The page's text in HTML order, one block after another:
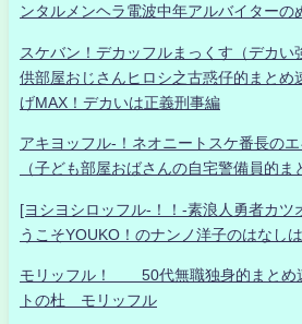
ンタルメンヘラ電波中年アルバイターの
スケバン！デカッフルまっくす（デカい
供部屋おじさんヒロシ之古惑仔的まとめ
げMAX！デカいは正義刑事編
アキヨッフル-！ネオニートスケ番長のエ
（子ども部屋おばさんの自宅警備員的ま
[ヨシヨシロッフル-！！-素浪人勇者カツ
うこそYOUKO！のナンノ洋子のはなし
モリッフル！ 50代無職独身的まとめ
トの杜 モリッフル